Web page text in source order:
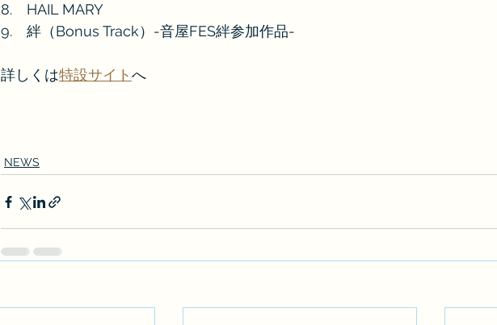
8.　HAIL MARY
9.　絆（Bonus Track）-音屋FES絆参加作品-
詳しくは特設サイトへ
NEWS